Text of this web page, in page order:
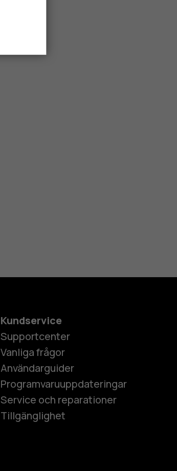
Kundservice
Supportcenter
Vanliga frågor
Användarguider
Programvaruuppdateringar
Service och reparationer
Tillgänglighet